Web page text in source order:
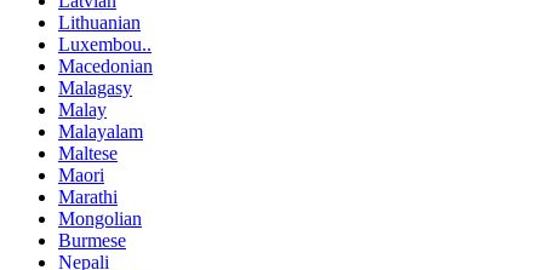
Lithuanian
Luxembou..
Macedonian
Malagasy
Malay
Malayalam
Maltese
Maori
Marathi
Mongolian
Burmese
Nepali